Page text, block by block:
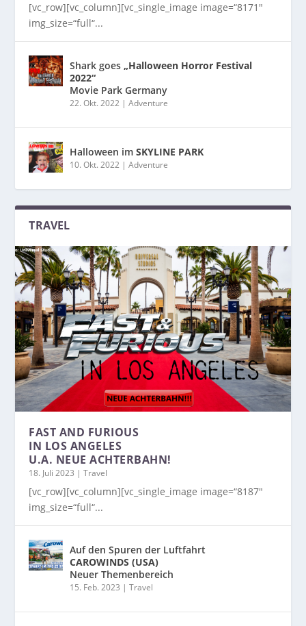
[vc_row][vc_column][vc_single_image image=“8171″
img_size=“full“...
Shark goes„Halloween Horror Festival
2022“
Movie Park Germany
22. Okt. 2022 |Adventure
Halloween imSKYLINE PARK
10. Okt. 2022 |Adventure
TRAVEL
FAST AND FURIOUS
IN LOS ANGELES
U.A. NEUE ACHTERBAHN!
18. Juli 2023 |Travel
[vc_row][vc_column][vc_single_image image=“8187″
img_size=“full“...
Auf den Spuren der Luftfahrt
CAROWINDS (USA)
Neuer Themenbereich
15. Feb. 2023 |Travel